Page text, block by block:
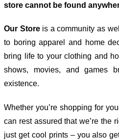
store cannot be found
Our Storeis a community as
to boring apparel and home
bring life to your clothing and
shows, movies, and games
existence.
Whether you’re shopping for
can rest assured that we’re the
just get cool prints – you also